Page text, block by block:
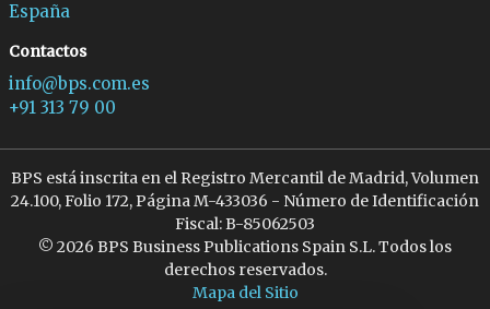
España
Contactos
info@bps.com.es
+91 313 79 00
BPS está inscrita en el Registro Mercantil de Madrid, Volumen
24.100, Folio 172, Página M-433036 - Número de Identificación
Fiscal: B-85062503
© 2026 BPS Business Publications Spain S.L. Todos los
derechos reservados.
Mapa del Sitio